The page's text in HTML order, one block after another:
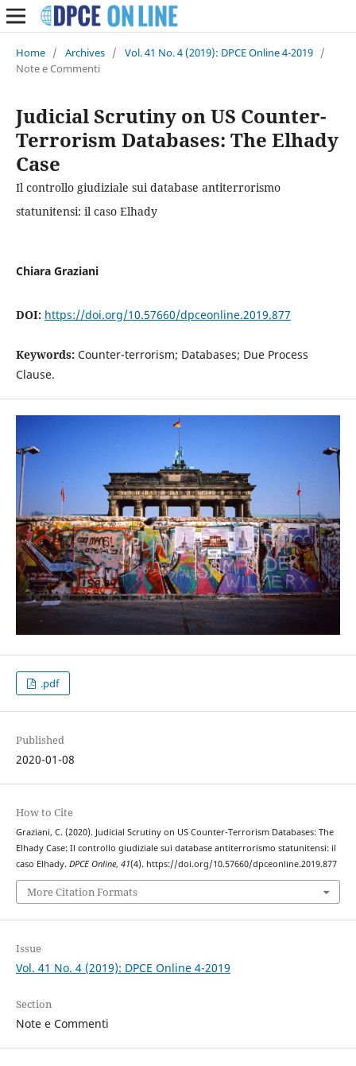
Home / Archives / Vol. 41 No. 4 (2019): DPCE Online 4-2019 /
Note e Commenti
Judicial Scrutiny on US Counter-
Terrorism Databases: The Elhady
Case
Il controllo giudiziale sui database antiterrorismo
statunitensi: il caso Elhady
Chiara Graziani
DOI: https://doi.org/10.57660/dpceonline.2019.877
Keywords: Counter-terrorism; Databases; Due Process
Clause.
.pdf
Published
2020-01-08
How to Cite
Graziani, C. (2020). Judicial Scrutiny on US Counter-Terrorism Databases: The
Elhady Case: Il controllo giudiziale sui database antiterrorismo statunitensi: il
caso Elhady. DPCE Online, 41(4). https://doi.org/10.57660/dpceonline.2019.877
More Citation Formats
Issue
Vol. 41 No. 4 (2019): DPCE Online 4-2019
Section
Note e Commenti